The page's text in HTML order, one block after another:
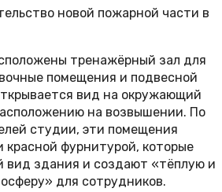
тренажёрный зал для
помещения и подвесной
вид на окружающий
на возвышении. По
студии, эти помещения
красной фурнитурой, которые
вид здания и создают «тёплую и
для сотрудников.